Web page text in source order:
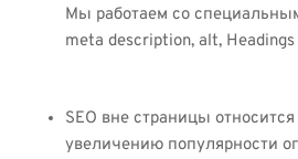
Мы работаем со
meta description, alt, Headings
SEO вне страницы
увеличению популярности